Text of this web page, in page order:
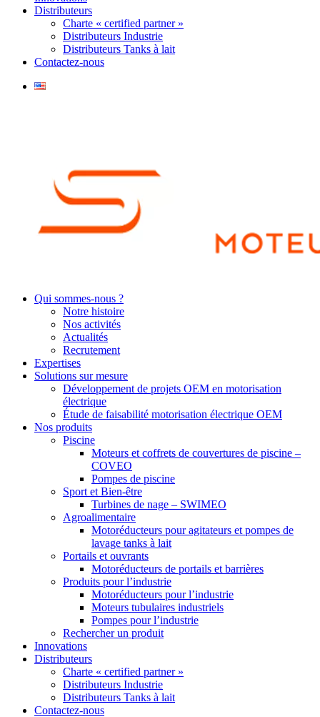
Distributeurs
Charte « certified partner »
Distributeurs Industrie
Distributeurs Tanks à lait
Contactez-nous
Qui sommes-nous ?
Notre histoire
Nos activités
Actualités
Recrutement
Expertises
Solutions sur mesure
Développement de projets OEM en motorisation
électrique
Étude de faisabilité motorisation électrique OEM
Nos produits
Piscine
Moteurs et coffrets de couvertures de piscine –
COVEO
Pompes de piscine
Sport et Bien-être
Turbines de nage – SWIMEO
Agroalimentaire
Motoréducteurs pour agitateurs et pompes de
lavage tanks à lait
Portails et ouvrants
Motoréducteurs de portails et barrières
Produits pour l’industrie
Motoréducteurs pour l’industrie
Moteurs tubulaires industriels
Pompes pour l’industrie
Rechercher un produit
Innovations
Distributeurs
Charte « certified partner »
Distributeurs Industrie
Distributeurs Tanks à lait
Contactez-nous